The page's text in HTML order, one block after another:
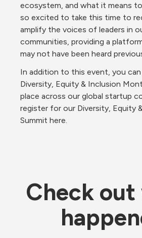
ecosystem, and what it means
so excited to take this time to
amplify the voices of leaders in
communities, providing a
may not have been heard
In addition to this event, you
Diversity, Equity & Inclusion
place across our global startup
register for our Diversity, Equity
Summit here.
Check